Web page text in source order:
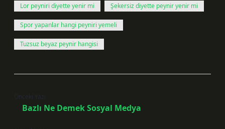
Lor peyniri diyette yenir mi Şekersiz diyette peynir yenir mi
Spor yapanlar hangi peyniri yemeli
Tuzsuz beyaz peynir hangisi
Önceki Yazı
Bazlı Ne Demek Sosyal Medya